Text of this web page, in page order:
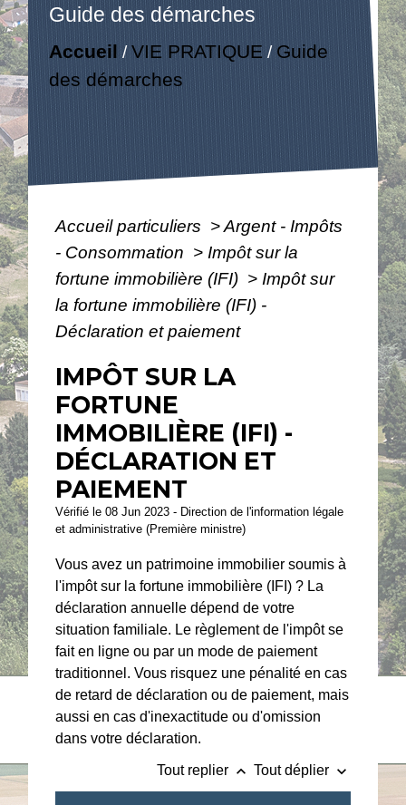
Guide des démarches
Accueil /VIE PRATIQUE / Guide
des démarches
Accueil particuliers >Argent - Impôts
- Consommation > Impôt sur la
fortune immobilière (IFI) > Impôt sur
la fortune immobilière (IFI) -
Déclaration et paiement
IMPÔT SUR LA
FORTUNE
IMMOBILIÈRE (IFI) -
DÉCLARATION ET
PAIEMENT
Vérifié le 08 Jun 2023 - Direction de l'information légale
et administrative (Première ministre)
Vous avez un patrimoine immobilier soumis à
l'impôt sur la fortune immobilière (IFI) ? La
déclaration annuelle dépend de votre
situation familiale. Le règlement de l'impôt se
fait en ligne ou par un mode de paiement
traditionnel. Vous risquez une pénalité en cas
de retard de déclaration ou de paiement, mais
aussi en cas d'inexactitude ou d'omission
dans votre déclaration.
Tout replier keyboard_arrow_up Tout déplier keyboard_arrow_down